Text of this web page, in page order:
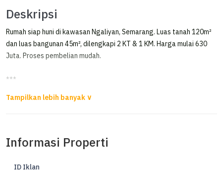
Deskripsi
Rumah siap huni di kawasan Ngaliyan, Semarang. Luas tanah 120m²
dan luas bangunan 45m², dilengkapi 2 KT & 1 KM. Harga mulai 630
Juta. Proses pembelian mudah.
***
v sudah ada pagar
Informasi Properti
ID Iklan